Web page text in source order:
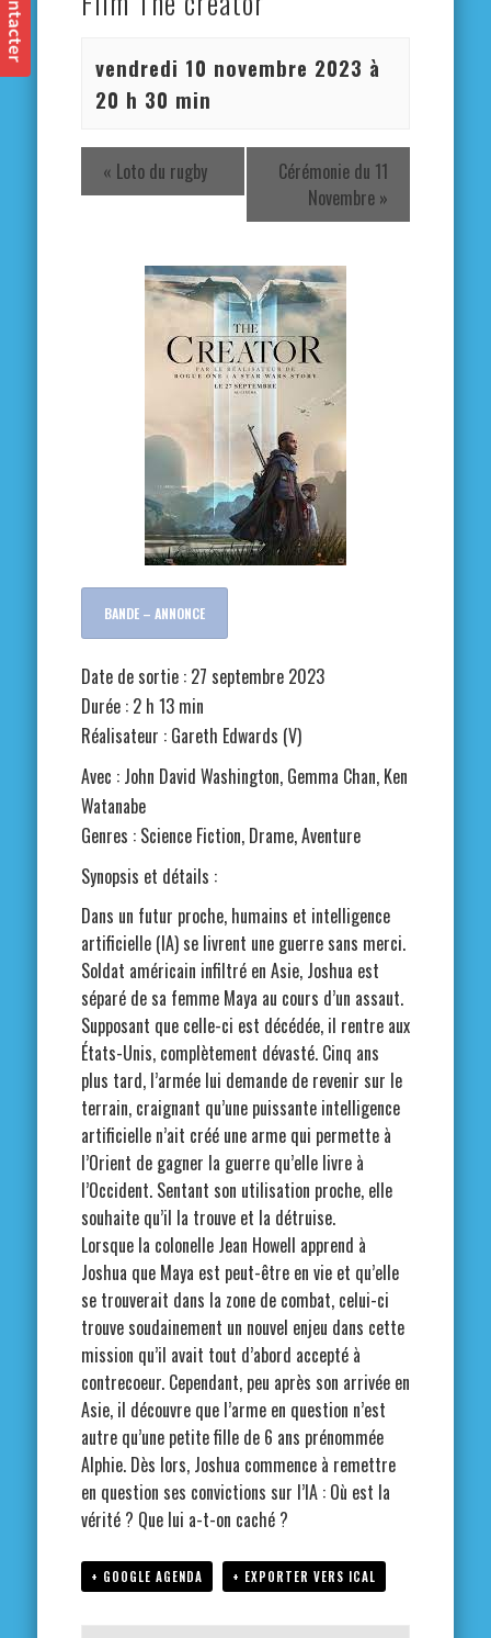
vendredi 10 novembre 2023 à
20 h 30 min
« Loto du rugby
Cérémonie du 11
Novembre »
BANDE – ANNONCE
Date de sortie : 27 septembre 2023
Durée : 2 h 13 min
Réalisateur : Gareth Edwards (V)
Avec : John David Washington, Gemma Chan, Ken
Watanabe
Genres : Science Fiction, Drame, Aventure
Synopsis et détails :
Dans un futur proche, humains et intelligence
artificielle (IA) se livrent une guerre sans merci.
Soldat américain infiltré en Asie, Joshua est
séparé de sa femme Maya au cours d’un assaut.
Supposant que celle-ci est décédée, il rentre aux
États-Unis, complètement dévasté. Cinq ans
plus tard, l’armée lui demande de revenir sur le
terrain, craignant qu’une puissante intelligence
artificielle n’ait créé une arme qui permette à
l’Orient de gagner la guerre qu’elle livre à
l’Occident. Sentant son utilisation proche, elle
souhaite qu’il la trouve et la détruise.
Lorsque la colonelle Jean Howell apprend à
Joshua que Maya est peut-être en vie et qu’elle
se trouverait dans la zone de combat, celui-ci
trouve soudainement un nouvel enjeu dans cette
mission qu’il avait tout d’abord accepté à
contrecoeur. Cependant, peu après son arrivée en
Asie, il découvre que l’arme en question n’est
autre qu’une petite fille de 6 ans prénommée
Alphie. Dès lors, Joshua commence à remettre
en question ses convictions sur l’IA : Où est la
vérité ? Que lui a-t-on caché ?
+ GOOGLE AGENDA + EXPORTER VERS ICAL